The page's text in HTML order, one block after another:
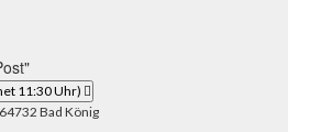
11:30 Uhr)
Bad König